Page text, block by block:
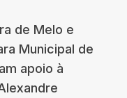
de Melo e
Municipal de
apoio à